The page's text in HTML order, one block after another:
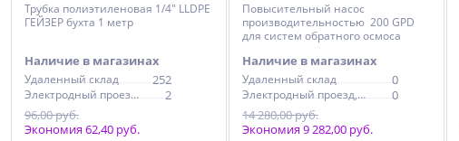
Трубка полиэтиленовая 1/4" LLDPE
ГЕЙЗЕР бухта 1 метр
Наличие в магазинах
Удаленный склад 252
Электродный проезд, 6с1
2
96,00 руб.
Экономия 62,40 руб.
Повысительный насос
производительностью 200 GPD
для систем обратного осмоса
Наличие в магазинах
Удаленный склад 0
Электродный проезд, 6с1
0
14 280,00 руб.
Экономия 9 282,00 руб.